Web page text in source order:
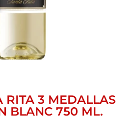
RITA 3 MEDALLAS
BLANC 750 ML.